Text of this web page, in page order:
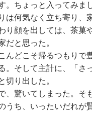
。ちょっと入ってみま
は何気なく立ち寄り、
り顔を出しては、茶菓
だと思った。
どこそ帰るつもりで
。そして主計に、「さ
切り出した。
驚いてしまった。そ
うち、いったいだれが